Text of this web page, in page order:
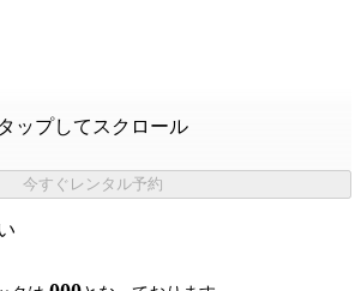
タップしてスクロール
今すぐレンタル予約